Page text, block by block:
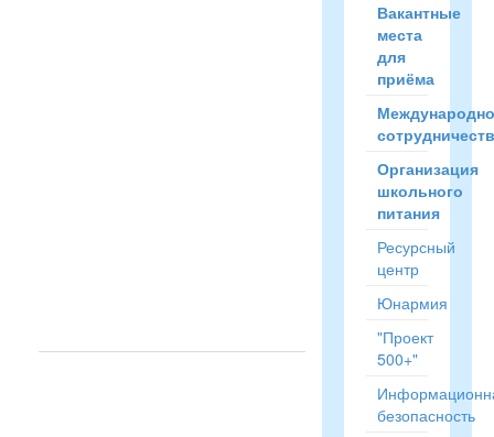
обеспечен
пандусом,
кнопкой
вызова
персонала
Читать
полностью
Вакантные
места
для
приёма
Организация
школьного
питания
Ресурсный
центр
Юнармия
"Проект
500+"
безопасность